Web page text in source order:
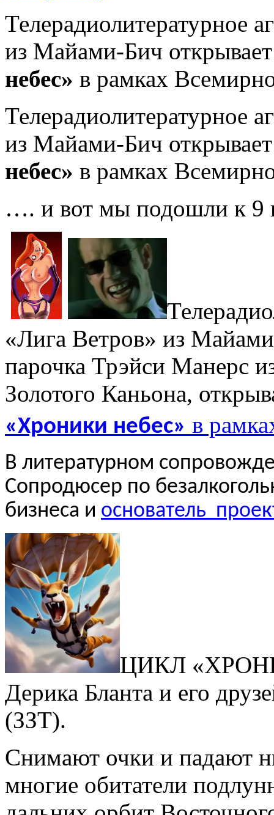
Телерадиолитературное
из Майами-Бич
небес» в рамках
Телерадиолитературное
из Майами-Бич
небес» в рамках
…. и вот мы подошли к
«Лига Ветров» из
парочка Трэйси Манерс
Золотого Каньона,
«Хроники небес» в
В литературном
Сопродюсер по
бизнеса и основатель
ЦИКЛ
Дерика Бланта и его
(ЗЗТ).
Снимают очки и падают
многие обитатели